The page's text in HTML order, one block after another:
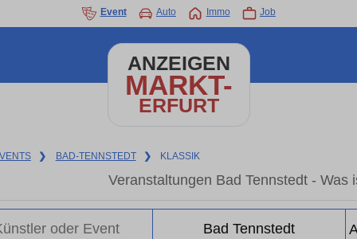
Event Auto Immo Job
ANZEIGEN
MARKT-
ERFURT
❯ BAD-TENNSTEDT ❯ KLASSIK
Veranstaltungen Bad Tennstedt - Was